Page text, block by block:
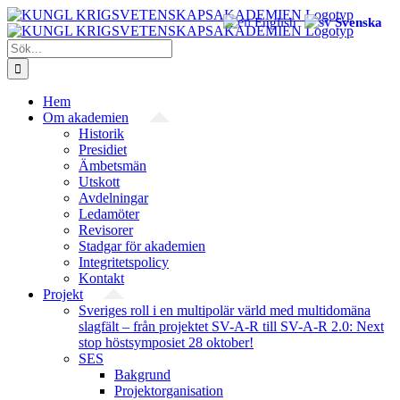
Fortsätt
till
innehållet
Sök
efter:
Hem
Om akademien
Historik
Presidiet
Ämbetsmän
Utskott
Avdelningar
Ledamöter
Revisorer
Stadgar för akademien
Integritetspolicy
Kontakt
Projekt
Sveriges roll i en multipolär värld med multidomäna
slagfält – från projektet SV-A-R till SV-A-R 2.0: Next
stop höstsymposiet 28 oktober!
SES
Bakgrund
Projekt­organisation
English Svenska